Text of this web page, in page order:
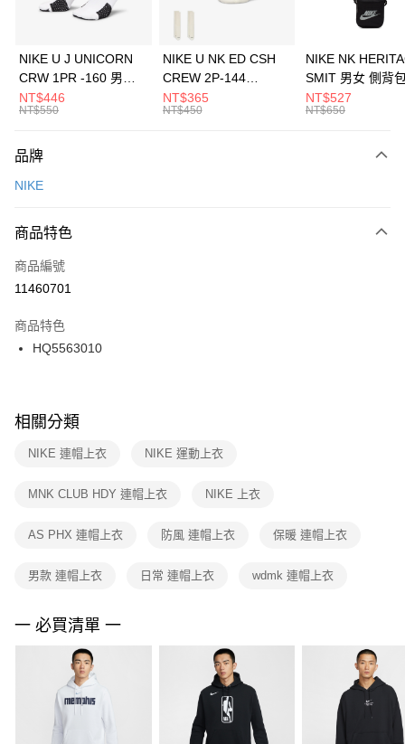
上海商業儲蓄銀行
元大商業銀行
台灣樂天信用卡公司
Apple Pay
全盈+PAY
AFTEE先享後付
【關於「AFTEE先享後付」】
便利好安心！
３．安心：先確認商品／服務後，再付款。
【「AFTEE先享後付」結帳流程】
１．於結帳方式選擇「AFTEE先享後付」後，將跳轉至「AFTEE先享後付」
２．訂單成立數日內，您將收到繳費通知簡訊。
３．收到繳費通知簡訊後14天內，點擊此簡訊中的連結，可透過四大超商／
ATM／網路銀行／等多元方式進行付款，方視為交易完成。
※ 交易是否成功請以「AFTEE先享後付 」之結帳頁面顯示為準，若有關於
是否繳費成功／繳費後需取消欲退款等相關疑問，請聯繫「AFTEE先享後付
客戶支援中心」https://netprotections.freshdesk.com/support/home
１．透過由恩沛科技股份有限公司提供之「AFTEE先享後付」服務完成之交
權轉讓予恩沛科技股份有限公司。
３．未成年的使用者請事先徵得法定代理人或監護人之同意方可使用
４．使用「AFTEE先享後付」時，將依據個別帳號之用戶狀況，依本公司即
時審查核予不同之上限額度；若仍有額度不足之情形，本公司將視審查結果
請求用戶進行身份認證。
５．嚴禁一人註冊多個帳號或使用他人資訊註冊。若發現惡意使用之情形，
恩沛科技股份有限公司將有權停止該用戶之使用額度並採取法律行動。
運送方式
每筆NT$100，滿NT$1,500(含以上)免運費
宅配
每筆NT$100，滿NT$1,500(含以上)免運費
付款後門市自取
每筆NT$100，滿NT$1,500(含以上)免運費
NIKE U J UNICORN
CRW 1PR -160 男女
中統襪 FZ3393100
NT$446
NT$550
NIKE U NK ED CSH
CREW 2P-144
EMBRDY 男女 短統襪
FZ3073133
NT$365
NT$450
NIKE NK
SMIT 男女 側背
BA5871010
NT$527
NT$650
品牌
NIKE
商品特色
商品編號
11460701
商品特色
HQ5563010
相關分類
NIKE 連帽上衣 NIKE 運動上衣
MNK CLUB HDY 連帽上衣 NIKE 上衣
AS PHX 連帽上衣 防風 連帽上衣 保暖 連帽上衣
男款 連帽上衣 日常 連帽上衣 wdmk 連帽上衣
一 必買清單 一